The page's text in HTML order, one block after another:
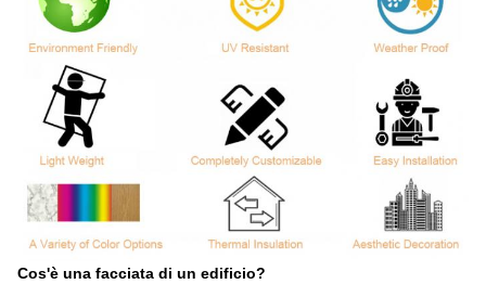
Cos'è una facciata di un edificio?